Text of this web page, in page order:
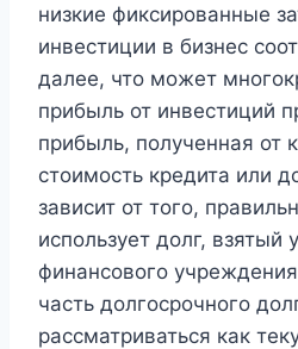
низкие фиксированные
инвестиции в бизнес
далее, что может
прибыль от инвестиций
прибыль, полученная от
стоимость кредита или
зависит от того,
использует долг, взятый
финансового
часть долгосрочного
рассматриваться как